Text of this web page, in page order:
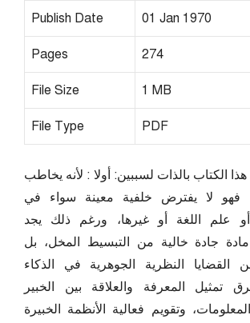
Publish Date 01 Jan 1970
Pages 274
File Size 1 MB
File Type PDF
الكتاب بالذات لسببين: أولا : لأنه يخاطب
فهو لا يفترض خلفية معينة سواء في
علم اللغة أو غيرها، ورغم ذلك يجد
جادة خالية من التبسيط المخل، بل
القضايا النظرية الجوهرية في الذكاء
تمثيل المعرفة والعلاقة بين الخبير
وتقويم فعالية الأنظمة الخبيرة